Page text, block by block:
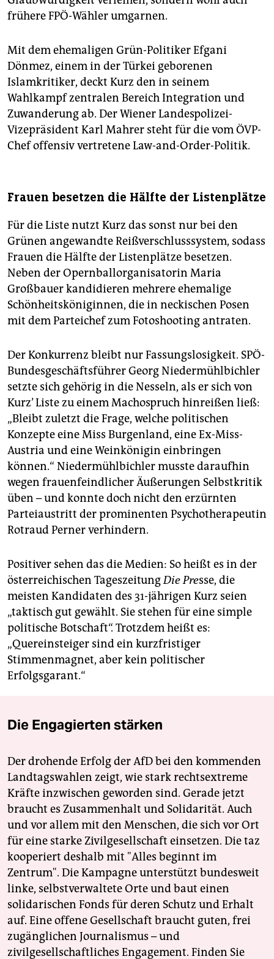
frühere FPÖ-Wähler umgarnen.
Mit dem ehemaligen Grün-Politiker Efgani
Dönmez, einem in der Türkei geborenen
Islamkritiker, deckt Kurz den in seinem
Wahlkampf zentralen Bereich Integration und
Zuwanderung ab. Der Wiener Landespolizei-
Vizepräsident Karl Mahrer steht für die vom ÖVP-
Chef offensiv vertretene Law-and-Order-Politik.
Frauen besetzen die Hälfte der Listenplätze
Für die Liste nutzt Kurz das sonst nur bei den
Grünen angewandte Reißverschlusssystem, sodass
Frauen die Hälfte der Listenplätze besetzen.
Neben der Opernballorganisatorin Maria
Großbauer kandidieren mehrere ehemalige
Schönheitsköniginnen, die in neckischen Posen
mit dem Parteichef zum Fotoshooting antraten.
Der Konkurrenz bleibt nur Fassungslosigkeit. SPÖ-
Bundesgeschäftsführer Georg Niedermühlbichler
setzte sich gehörig in die Nesseln, als er sich von
Kurz’ Liste zu einem Machospruch hinreißen ließ:
„Bleibt zuletzt die Frage, welche politischen
Konzepte eine Miss Burgenland, eine Ex-Miss-
Austria und eine Weinkönigin einbringen
können.“ Niedermühlbichler musste daraufhin
wegen frauenfeindlicher Äußerungen Selbstkritik
üben – und konnte doch nicht den erzürnten
Parteiaustritt der prominenten Psychotherapeutin
Rotraud Perner verhindern.
Positiver sehen das die Medien: So heißt es in der
österreichischen TageszeitungDie Presse, die
meisten Kandidaten des 31-jährigen Kurz seien
„taktisch gut gewählt. Sie stehen für eine simple
politische Botschaft“. Trotzdem heißt es:
„Quereinsteiger sind ein kurzfristiger
Stimmenmagnet, aber kein politischer
Erfolgsgarant.“
Die Engagierten stärken
Der drohende Erfolg der AfD bei den kommenden
Landtagswahlen zeigt, wie stark rechtsextreme
Kräfte inzwischen geworden sind. Gerade jetzt
braucht es Zusammenhalt und Solidarität. Auch
und vor allem mit den Menschen, die sich vor Ort
für eine starke Zivilgesellschaft einsetzen. Die taz
kooperiert deshalb mit "Alles beginnt im
Zentrum". Die Kampagne unterstützt bundesweit
linke, selbstverwaltete Orte und baut einen
solidarischen Fonds für deren Schutz und Erhalt
auf. Eine offene Gesellschaft braucht guten, frei
zugänglichen Journalismus – und
zivilgesellschaftliches Engagement. Finden Sie